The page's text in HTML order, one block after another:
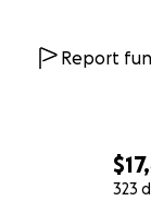
323
Report